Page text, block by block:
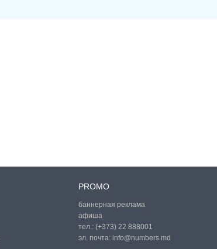
PROMO
баннерная реклама
афиша
тел.: (+373) 22 888001
эл. почта: info@numbers.md